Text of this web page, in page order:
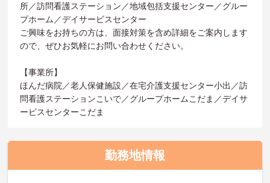
所／訪問看護ステーション／地域包括支援センター／グルー
プホーム／デイサービスセンター
ご興味をお持ちの方は、面接対策を含め詳細をご案内します
ので、ぜひお気軽にお問い合わせください。
【事業所】
ほんだ病院／老人保健施設／在宅介護支援センター小出／訪
問看護ステーションこいで／グループホームこだま／デイサ
ービスセンターこだま
勤務地情報